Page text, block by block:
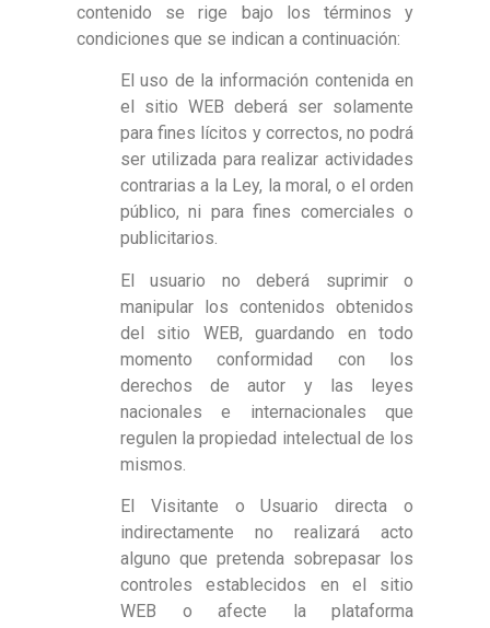
contenido se rige bajo los términos y
condiciones que se indican a continuación:
El uso de la información contenida en
el sitio WEB deberá ser solamente
para fines lícitos y correctos, no podrá
ser utilizada para realizar actividades
contrarias a la Ley, la moral, o el orden
público, ni para fines comerciales o
publicitarios.
El usuario no deberá suprimir o
manipular los contenidos obtenidos
del sitio WEB, guardando en todo
momento conformidad con los
derechos de autor y las leyes
nacionales e internacionales que
regulen la propiedad intelectual de los
mismos.
El Visitante o Usuario directa o
indirectamente no realizará acto
alguno que pretenda sobrepasar los
controles establecidos en el sitio
WEB o afecte la plataforma